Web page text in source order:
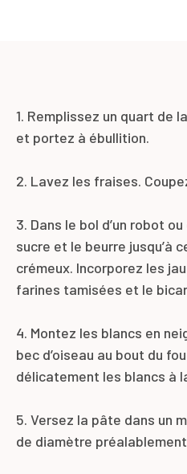
1. Remplissez un quart de
et portez à ébullition.
2. Lavez les fraises.
3. Dans le bol d’un robot
sucre et le beurre jusqu’à
crémeux. Incorporez les
farines tamisées et le
4. Montez les blancs en
bec d’oiseau au bout du
délicatement les blancs à
5. Versez la pâte dans un
de diamètre